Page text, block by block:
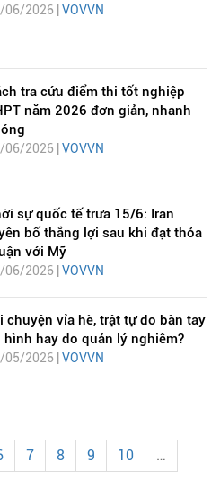
06/2026 | VOVVN
tra cứu điểm thi tốt nghiệp
năm 2026 đơn giản, nhanh
06/2026 | VOVVN
sự quốc tế trưa 15/6: Iran
bố thắng lợi sau khi đạt thỏa
với Mỹ
06/2026 | VOVVN
chuyện vỉa hè, trật tự do bàn tay
hình hay do quản lý nghiêm?
05/2026 | VOVVN
7 8 9 10
…